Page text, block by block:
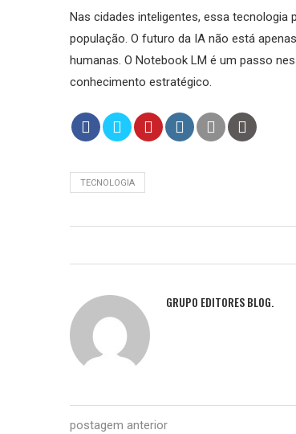
Nas cidades inteligentes, essa tecnologia
população. O futuro da IA não está
humanas. O Notebook LM é um passo
conhecimento estratégico.
TECNOLOGIA
GRUPO EDITORES BLOG.
postagem anterior